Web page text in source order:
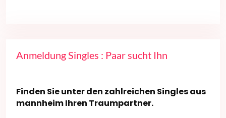
Anmeldung Singles : Paar sucht Ihn
Finden Sie unter den zahlreichen Singles aus
mannheim Ihren Traumpartner.